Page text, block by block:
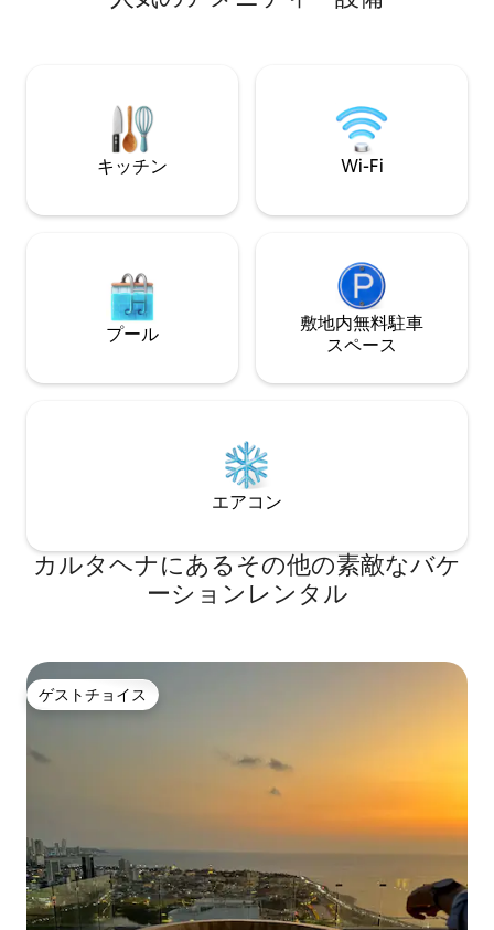
い朝食、気配りの行き届いたハウスキー
待っています！ 今すぐ予約して、Casa O
Getsemaniで美しい思い出を作りましょ
ちたユネスコ世界
で楽しんでリラッ
す。Insta
キッチン Wi-Fi
プール
敷地内無料駐⁠車
ス⁠ペ⁠ー⁠ス
エアコン
カルタヘナにあるその他の素敵なバケ
ーションレンタル
ゲストチョイス
ゲストチョイス